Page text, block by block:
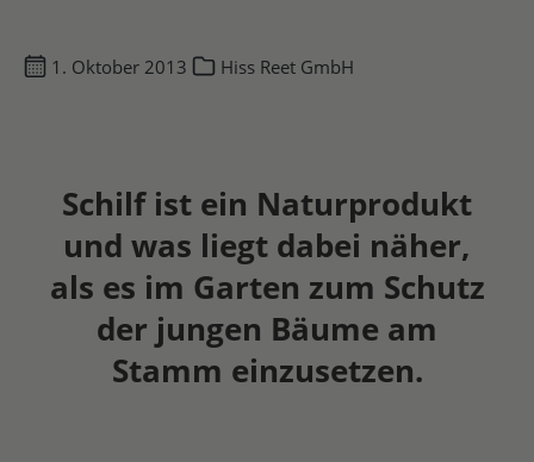
1. Oktober 2013 Hiss Reet GmbH
Schilf ist ein Naturprodukt
und was liegt dabei näher,
als es im Garten zum Schutz
der jungen Bäume am
Stamm einzusetzen.